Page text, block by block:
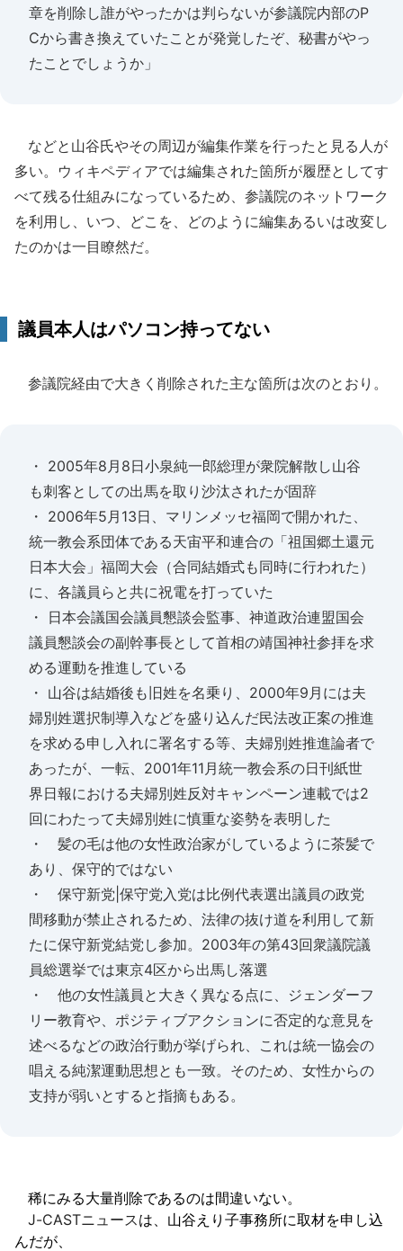
章を削除し誰がやったかは判らないが参議院内部のP
Cから書き換えていたことが発覚したぞ、秘書がやっ
たことでしょうか」
などと山谷氏やその周辺が編集作業を行ったと見る人が
多い。ウィキペディアでは編集された箇所が履歴としてす
べて残る仕組みになっているため、参議院のネットワーク
を利用し、いつ、どこを、どのように編集あるいは改変し
たのかは一目瞭然だ。
議員本人はパソコン持ってない
参議院経由で大きく削除された主な箇所は次のとおり。
・ 2005年8月8日小泉純一郎総理が衆院解散し山谷
も刺客としての出馬を取り沙汰されたが固辞
・ 2006年5月13日、マリンメッセ福岡で開かれた、
統一教会系団体である天宙平和連合の「祖国郷土還元
日本大会」福岡大会（合同結婚式も同時に行われた）
に、各議員らと共に祝電を打っていた
・ 日本会議国会議員懇談会監事、神道政治連盟国会
議員懇談会の副幹事長として首相の靖国神社参拝を求
める運動を推進している
・ 山谷は結婚後も旧姓を名乗り、2000年9月には夫
婦別姓選択制導入などを盛り込んだ民法改正案の推進
を求める申し入れに署名する等、夫婦別姓推進論者で
あったが、一転、2001年11月統一教会系の日刊紙世
界日報における夫婦別姓反対キャンペーン連載では2
回にわたって夫婦別姓に慎重な姿勢を表明した
・ 髪の毛は他の女性政治家がしているように茶髪で
あり、保守的ではない
・ 保守新党|保守党入党は比例代表選出議員の政党
間移動が禁止されるため、法律の抜け道を利用して新
たに保守新党結党し参加。2003年の第43回衆議院議
員総選挙では東京4区から出馬し落選
・ 他の女性議員と大きく異なる点に、ジェンダーフ
リー教育や、ポジティブアクションに否定的な意見を
述べるなどの政治行動が挙げられ、これは統一協会の
唱える純潔運動思想とも一致。そのため、女性からの
支持が弱いとすると指摘もある。
稀にみる大量削除であるのは間違いない。
J-CASTニュースは、山谷えり子事務所に取材を申し込
んだが、